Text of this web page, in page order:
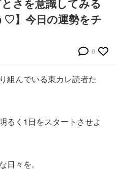
♡】今日の運勢をチ
0
組んでいる東カレ読者た
るく1日をスタートさせよ
日々を。